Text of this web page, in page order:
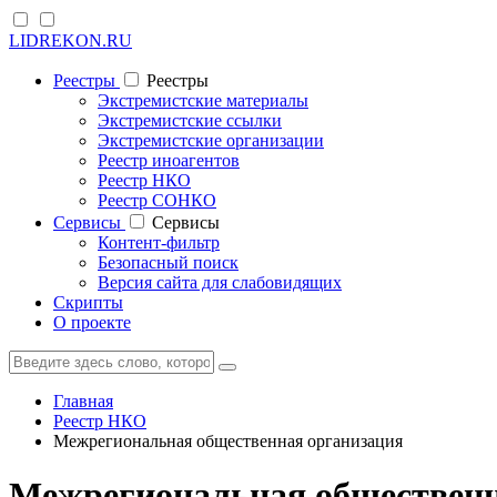
LIDREKON.RU
Реестры
Реестры
Экстремистские материалы
Экстремистские ссылки
Экстремистские организации
Реестр иноагентов
Реестр НКО
Реестр СОНКО
Cервисы
Cервисы
Контент-фильтр
Безопасный поиск
Версия сайта для слабовидящих
Скрипты
О проекте
Главная
Реестр НКО
Межрегиональная общественная организация